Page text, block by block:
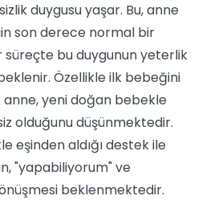
duygusu yaşar. Bu, anne
son derece normal bir
süreçte bu duygunun yeterlik
Özellikle ilk bebeğini
yeni doğan bebekle
olduğunu düşünmektedir.
eşinden aldığı destek ile
"yapabiliyorum" ve
beklenmektedir.